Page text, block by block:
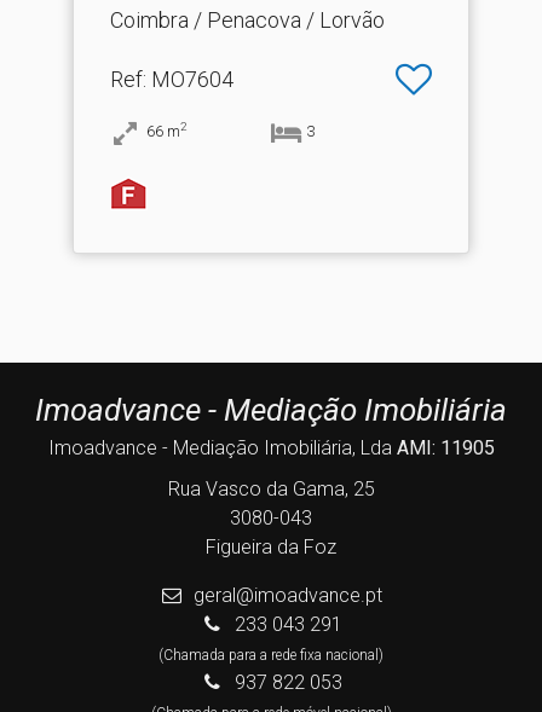
Coimbra / Penacova / Lorvão
Ref: MO7604
66 m2 3
Imoadvance - Mediação Imobiliária
Imoadvance - Mediação Imobiliária, Lda AMI: 11905
Rua Vasco da Gama, 25
3080-043
Figueira da Foz
geral@imoadvance.pt
233 043 291
(Chamada para a rede fixa nacional)
937 822 053